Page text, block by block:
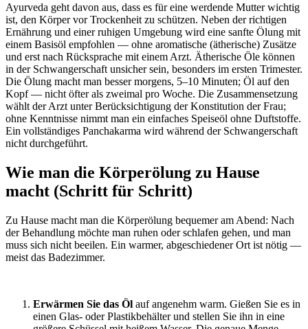
Ayurveda geht davon aus, dass es für eine werdende Mutter wichtig
ist, den Körper vor Trockenheit zu schützen. Neben der richtigen
Ernährung und einer ruhigen Umgebung wird eine sanfte Ölung mit
einem Basisöl empfohlen — ohne aromatische (ätherische) Zusätze
und erst nach Rücksprache mit einem Arzt. Ätherische Öle können
in der Schwangerschaft unsicher sein, besonders im ersten Trimester.
Die Ölung macht man besser morgens, 5–10 Minuten; Öl auf den
Kopf — nicht öfter als zweimal pro Woche. Die Zusammensetzung
wählt der Arzt unter Berücksichtigung der Konstitution der Frau;
ohne Kenntnisse nimmt man ein einfaches Speiseöl ohne Duftstoffe.
Ein vollständiges Panchakarma wird während der Schwangerschaft
nicht durchgeführt.
Wie man die Körperölung zu Hause
macht (Schritt für Schritt)
Zu Hause macht man die Körperölung bequemer am Abend: Nach
der Behandlung möchte man ruhen oder schlafen gehen, und man
muss sich nicht beeilen. Ein warmer, abgeschiedener Ort ist nötig —
meist das Badezimmer.
Erwärmen Sie das Öl auf angenehm warm. Gießen Sie es in
einen Glas- oder Plastikbehälter und stellen Sie ihn in eine